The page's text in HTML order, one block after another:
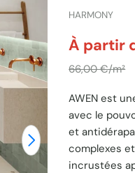
FOURNISSEUR:
HARMONY
Prix
unitaire
par
À partir
66,00 €/m²
AWEN est
avec le
et
complexes
incrustées